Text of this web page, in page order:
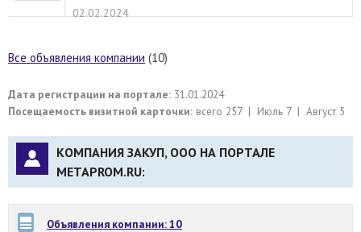
02.02.2024
Все объявления компании (10)
Дата регистрации на портале: 31.01.2024
Посещаемость визитной карточки: всего 257 | Июль 7 | Август 5
КОМПАНИЯ ЗАКУП, ООО НА ПОРТАЛЕ
METAPROM.RU:
Объявления компании: 10